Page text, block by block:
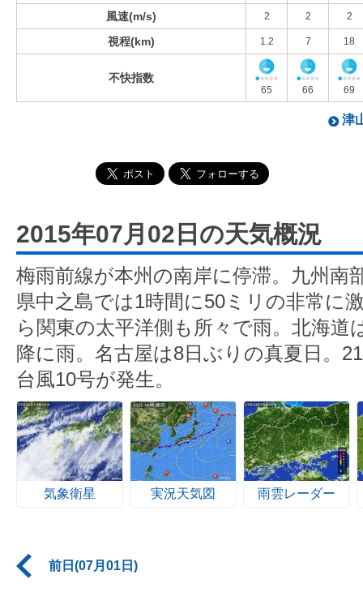
風速(m/s) 2 2 2
視程(km) 1.2 7 18
不快指数
65 66 69
津
2015年07月02日の天気概況
梅雨前線が本州の南岸に停滞。九州南
県中之島では1時間に50ミリの非常に
ら関東の太平洋側も所々で雨。北海道
降に雨。名古屋は8日ぶりの真夏日。
台風10号が発生。
気象衛星 実況天気図 雨雲レーダー
前日(07月01日)